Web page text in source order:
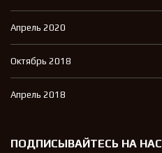
Апрель 2020
Октябрь 2018
Апрель 2018
ПОДПИСЫВАЙТЕСЬ НА НАС